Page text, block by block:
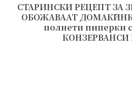
СТАРИНСКИ РЕЦЕПТ ЗА
ОБОЖАВААТ
полнети пиперки
КОНЗЕРВАНСИ